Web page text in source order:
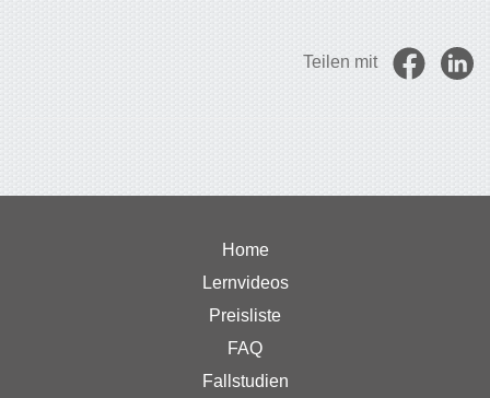
Teilen mit
Home
Lernvideos
Preisliste
FAQ
Fallstudien